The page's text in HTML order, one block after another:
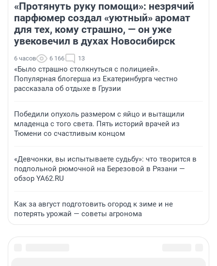
«Протянуть руку помощи»: незрячий
парфюмер создал «уютный» аромат
для тех, кому страшно, — он уже
увековечил в духах Новосибирск
6 часов 6 166 13
«Было страшно столкнуться с полицией».
Популярная блогерша из Екатеринбурга честно
рассказала об отдыхе в Грузии
Победили опухоль размером с яйцо и вытащили
младенца с того света. Пять историй врачей из
Тюмени со счастливым концом
«Девчонки, вы испытываете судьбу»: что творится в
подпольной рюмочной на Березовой в Рязани —
обзор YA62.RU
Как за август подготовить огород к зиме и не
потерять урожай — советы агронома